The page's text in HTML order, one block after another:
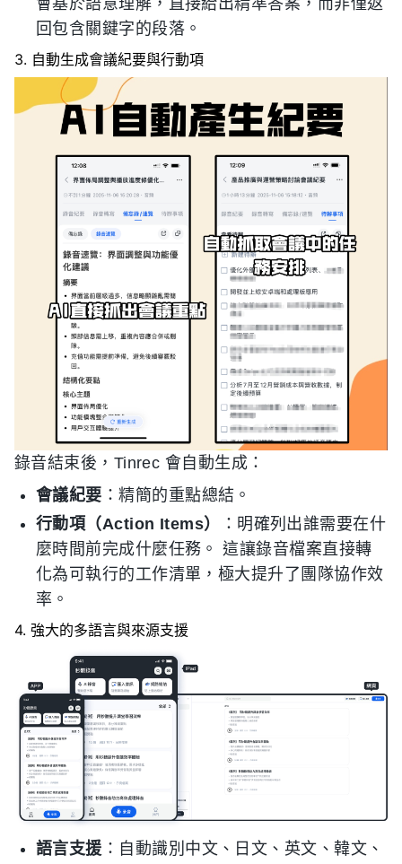
會基於語意理解，直接給出精準答案，而非僅返
回包含關鍵字的段落。
3. 自動生成會議紀要與行動項
錄音結束後，Tinrec 會自動生成：
會議紀要 ：精簡的重點總結。
行動項（Action Items）
：明確列出誰需要在什
麼時間前完成什麼任務。 這讓錄音檔案直接轉
化為可執行的工作清單，極大提升了團隊協作效
率。
4. 強大的多語言與來源支援
語言支援 ：自動識別中文、日文、英文、韓文、